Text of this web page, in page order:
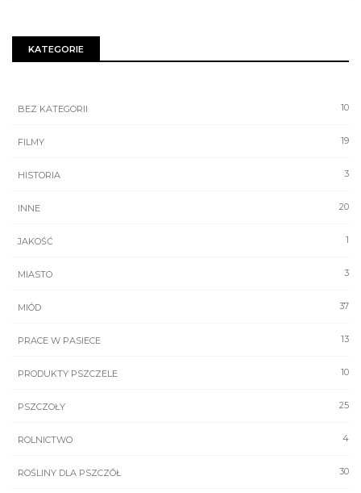
KATEGORIE
10
BEZ KATEGORII
19
FILMY
3
HISTORIA
20
INNE
1
JAKOŚĆ
3
MIASTO
37
MIÓD
13
PRACE W PASIECE
10
PRODUKTY PSZCZELE
25
PSZCZOŁY
4
ROLNICTWO
30
ROŚLINY DLA PSZCZÓŁ